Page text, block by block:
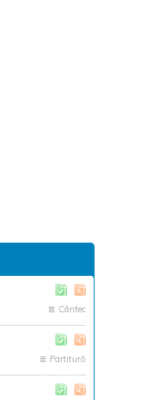
Cântec
Partitură